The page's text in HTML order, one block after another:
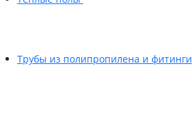
Трубы из полипропилена и фитинги